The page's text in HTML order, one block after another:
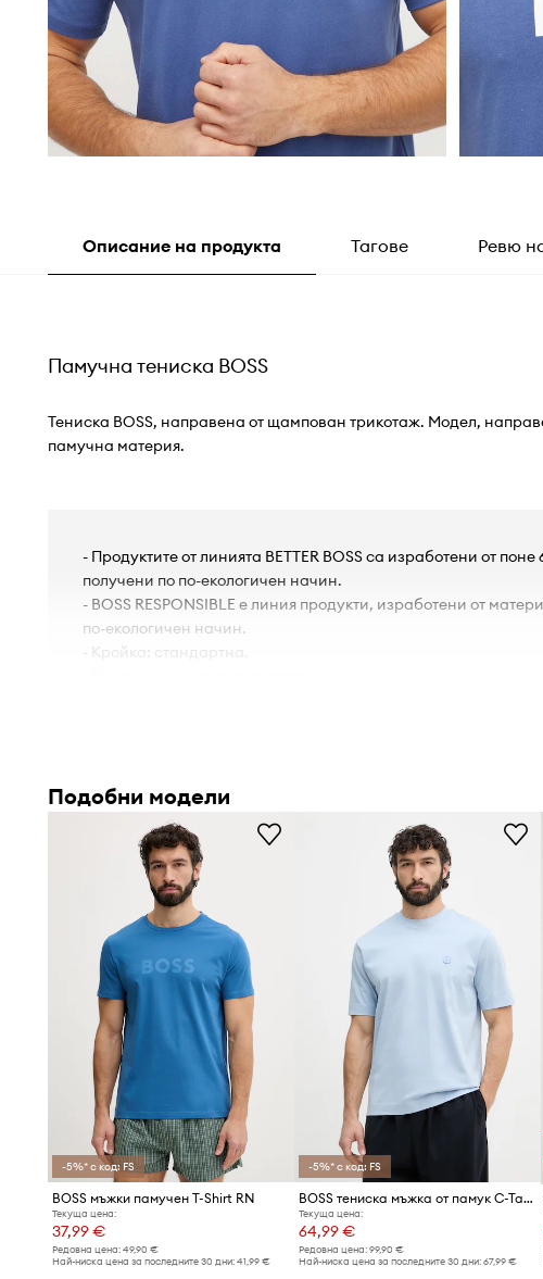
Описание на продукта Тагове Ревю
Памучна тениска BOSS
Тениска BOSS, направена от щампован трикотаж. Модел,
памучна материя.
- Продуктите от линията BETTER BOSS са изработени от
получени по по-екологичен начин.
- BOSS RESPONSIBLE е линия продукти, изработени от
по-екологичен начин.
- Кройка: стандартна.
- Мерките се отнасят за размер: M.
Подобни модели
-5%* с код: FS
BOSS мъжки памучен T-Shirt RN
Текуща цена:
37,99 €
Редовна цена: 49,90 €
Най-ниска цена за последните 30 дни: 41,99 €
-5%* с код: FS
BOSS тениска мъжка от памук C-Tames 98
Текуща цена:
64,99 €
Редовна цена:99,90 €
Най-ниска цена за последните 30 дни:67,99 €